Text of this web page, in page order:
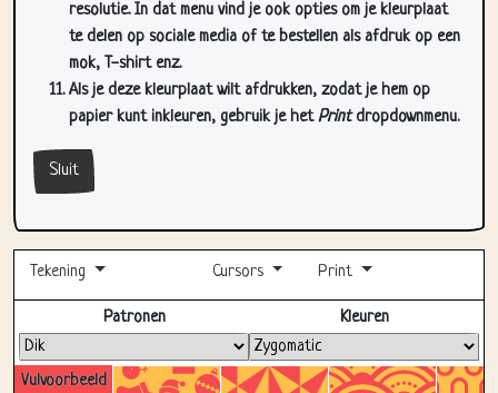
resolutie. In dat menu vind je ook opties om je kleurplaat
te delen op sociale media of te bestellen als afdruk op een
mok, T-shirt enz.
Als je deze kleurplaat wilt afdrukken, zodat je hem op
papier kunt inkleuren, gebruik je hetPrintdropdownmenu.
Sluit
Tekening Cursors Print
Volledig scherm
Vulvoorbeeld
Patronen Kleuren